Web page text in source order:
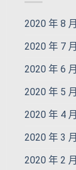
2020 年 8 月
2020 年 7 月
2020 年 6 月
2020 年 5 月
2020 年 4 月
2020 年 3 月
2020 年 2 月